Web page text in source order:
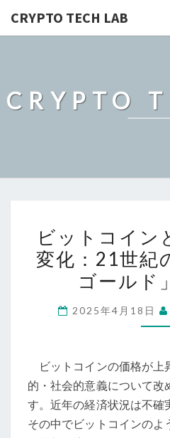
CRYPTO TECH LAB
CRYPTO
ッ
ト
コ
ン
融
市
場
の
ビットコイン
変化：21世紀
ゴールド
2025年4月18日
ビットコインの価格が上
的・社会的意義について改
す。近年の経済状況は不確
その中でビットコインのよ